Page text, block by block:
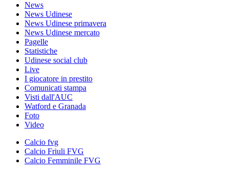
News
News Udinese
News Udinese primavera
News Udinese mercato
Pagelle
Statistiche
Udinese social club
Live
I giocatore in prestito
Comunicati stampa
Visti dall'AUC
Watford e Granada
Foto
Video
Calcio fvg
Calcio Friuli FVG
Calcio Femminile FVG